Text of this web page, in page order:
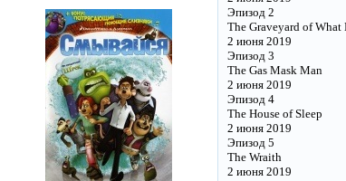
Эпизод 2
The Graveyard of
2 июня 2019
Эпизод 3
The Gas Mask Man
2 июня 2019
Эпизод 4
The House of Sleep
2 июня 2019
Эпизод 5
The Wraith
2 июня 2019